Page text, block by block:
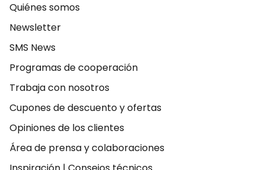
Quiénes somos
Newsletter
SMS News
Programas de cooperación
Trabaja con nosotros
Cupones de descuento y ofertas
Opiniones de los clientes
Área de prensa y colaboraciones